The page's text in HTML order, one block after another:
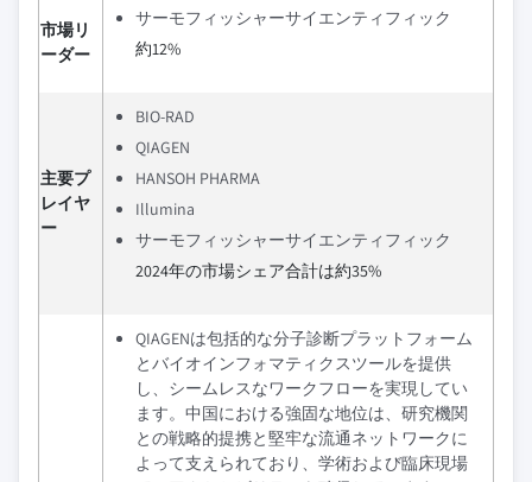
市場リ
ーダー
サーモフィッシャーサイエンティフィック
約12%
主要プ
レイヤ
ー
BIO-RAD
QIAGEN
HANSOH PHARMA
Illumina
サーモフィッシャーサイエンティフィック
2024年の市場シェア合計は約35%
QIAGENは包括的な分子診断プラットフォーム
とバイオインフォマティクスツールを提供
し、シームレスなワークフローを実現してい
ます。中国における強固な地位は、研究機関
との戦略的提携と堅牢な流通ネットワークに
よって支えられており、学術および臨床現場